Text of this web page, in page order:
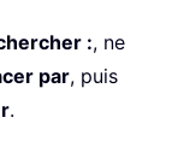
:, ne
par, puis
.